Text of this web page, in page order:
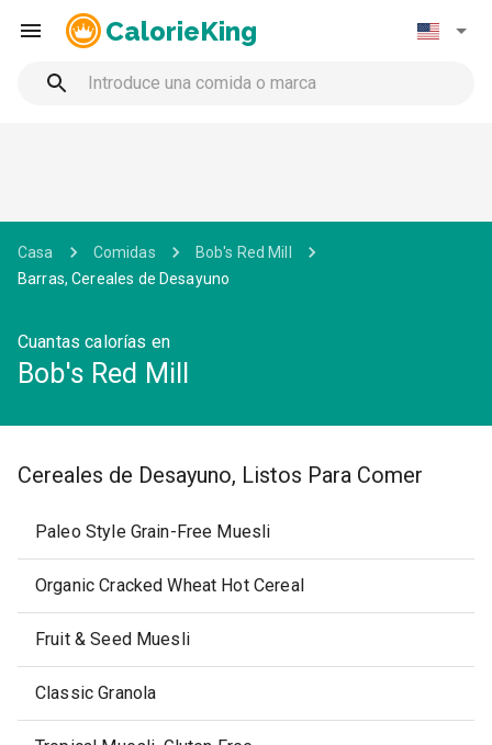
CalorieKing
Casa Comidas
Bob's Red Mill
Barras, Cereales de Desayuno
Cuantas calorías en
Bob's Red Mill
Cereales de Desayuno, Listos Para Comer
Paleo Style Grain-Free Muesli
Organic Cracked Wheat Hot Cereal
Fruit & Seed Muesli
Classic Granola